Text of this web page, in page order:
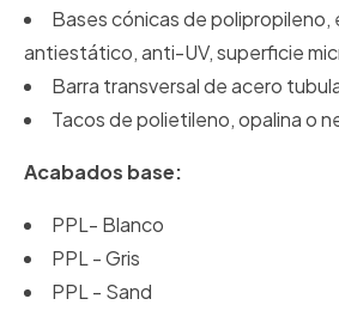
Bases cónicas de polipropileno,
antiestático, anti-UV, superficie
Barra transversal de acero
Tacos de polietileno, opalina o
Acabados base:
PPL- Blanco
PPL - Gris
PPL - Sand